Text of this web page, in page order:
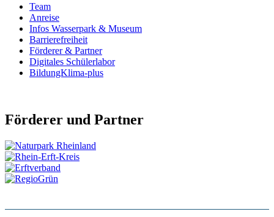
Team
Anreise
Infos Wasserpark & Museum
Barrierefreiheit
Förderer & Partner
Digitales Schülerlabor
BildungKlima-plus
Förderer und Partner